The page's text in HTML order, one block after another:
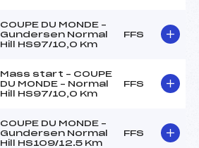
COUPE DU MONDE –
Gundersen Normal
Hill HS97/10,0 Km
FFS
Mass start – COUPE
DU MONDE – Normal
Hill HS97/10,0 Km
FFS
COUPE DU MONDE –
Gundersen Normal
Hill HS109/12.5 Km
FFS